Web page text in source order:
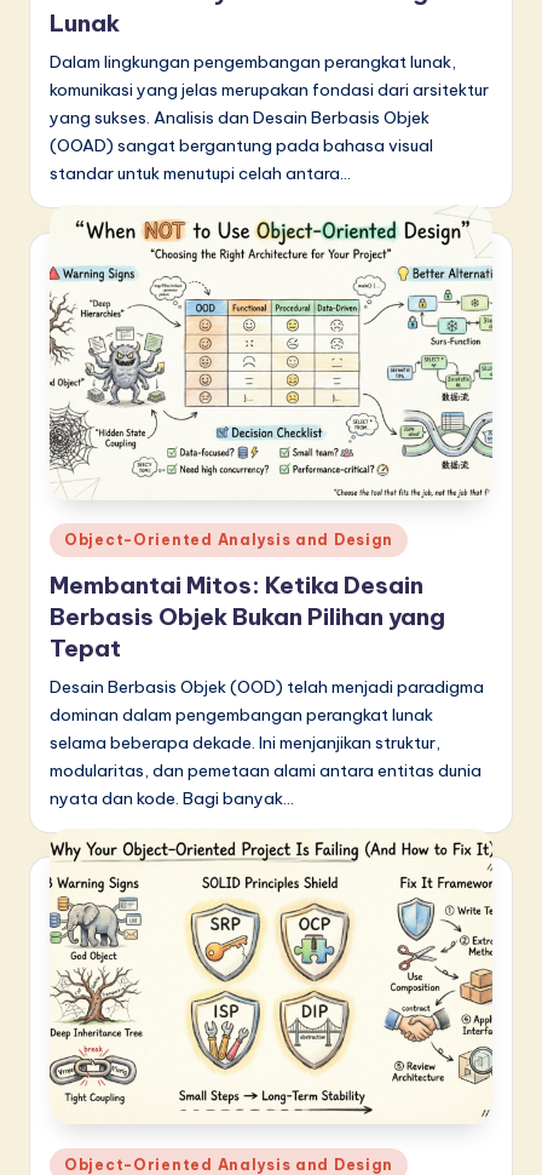
Lunak
Dalam lingkungan pengembangan perangkat lunak,
komunikasi yang jelas merupakan fondasi dari arsitektur
yang sukses. Analisis dan Desain Berbasis Objek
(OOAD) sangat bergantung pada bahasa visual
standar untuk menutupi celah antara…
Posted
in
Object-Oriented Analysis and Design
Membantai Mitos: Ketika Desain
Berbasis Objek Bukan Pilihan yang
Tepat
Desain Berbasis Objek (OOD) telah menjadi paradigma
dominan dalam pengembangan perangkat lunak
selama beberapa dekade. Ini menjanjikan struktur,
modularitas, dan pemetaan alami antara entitas dunia
nyata dan kode. Bagi banyak…
Posted
Object-Oriented Analysis and Design